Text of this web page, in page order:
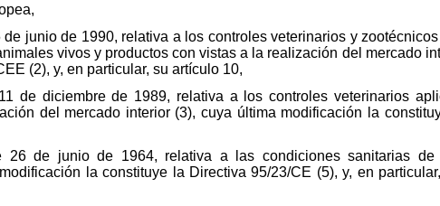
junio de 1990, relativa a los controles veterinarios y
vivos y productos con vistas a la realización del mercado
(2), y, en particular, su artículo 10,
de diciembre de 1989, relativa a los controles veterinarios
del mercado interior (3), cuya última modificación la
26 de junio de 1964, relativa a las condiciones sanitarias de
la constituye la Directiva 95/23/CE (5), y, en